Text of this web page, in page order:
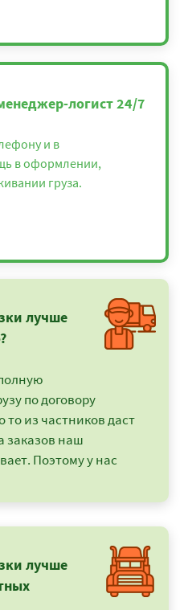
логист 24/7
и в
в оформлении,
груза.
лучше
по договору
то из частников даст
заказов наш
Поэтому у нас
лучше